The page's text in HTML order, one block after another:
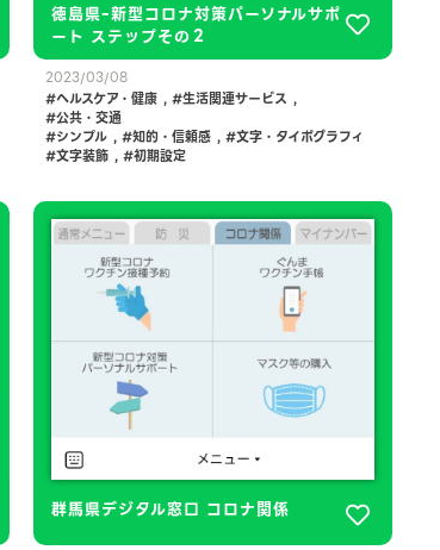
徳島県ｰ新型コロナ対策パーソナルサポ
ート ステップその２
2023/03/08
ヘルスケア・健康 , 生活関連サービス ,
公共・交通
シンプル , 知的・信頼感 ,
文字・タイポグラフィ
文字装飾 , 初期設定
群馬県デジタル窓口 コロナ関係